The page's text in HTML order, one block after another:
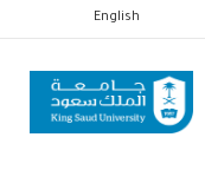
إلى
المحتوى
الرئيسي
English